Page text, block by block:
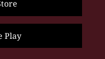
Play